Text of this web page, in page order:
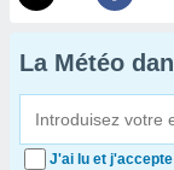
La Météo
J'ai lu et